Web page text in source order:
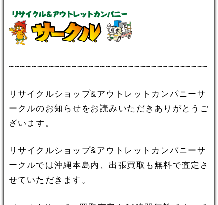
∽∽∽∽∽∽∽∽∽∽∽∽∽∽∽∽∽∽∽∽∽∽∽∽∽∽∽∽∽∽∽∽∽∽∽
リサイクルショップ&アウトレットカンパニーサ
ークルのお知らせをお読みいただきありがとうご
ざいます。
リサイクルショップ&アウトレットカンパニーサ
ークルでは沖縄本島内、出張買取も無料で査定さ
せていただきます。